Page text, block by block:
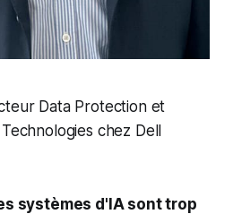
Data Protection et
chez Dell
systèmes d'IA sont trop